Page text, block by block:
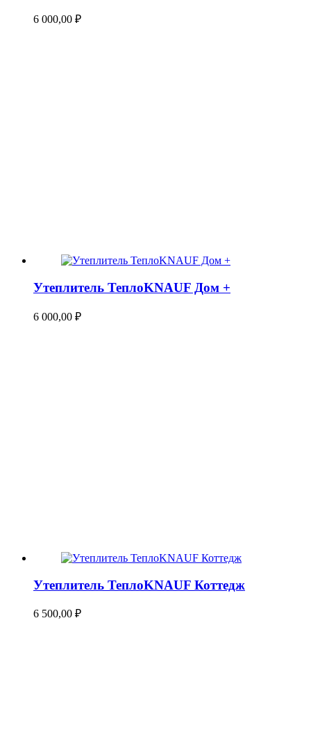
6 000,00 ₽
Утеплитель ТеплоKNAUF Дом +
6 000,00 ₽
Утеплитель ТеплоKNAUF Коттедж
6 500,00 ₽